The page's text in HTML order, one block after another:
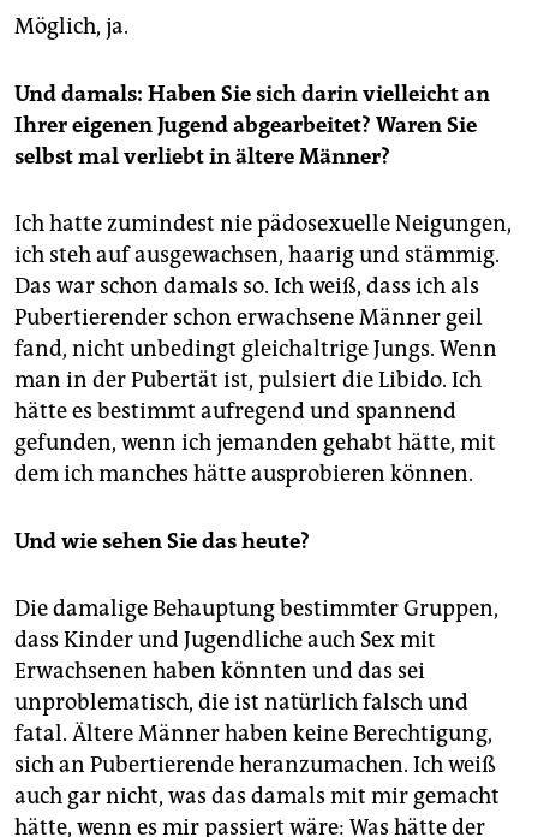
Möglich, ja.
Und damals: Haben Sie sich darin vielleicht an
Ihrer eigenen Jugend abgearbeitet? Waren Sie
selbst mal verliebt in ältere Männer?
Ich hatte zumindest nie pädosexuelle Neigungen,
ich steh auf ausgewachsen, haarig und stämmig.
Das war schon damals so. Ich weiß, dass ich als
Pubertierender schon erwachsene Männer geil
fand, nicht unbedingt gleichaltrige Jungs. Wenn
man in der Pubertät ist, pulsiert die Libido. Ich
hätte es bestimmt aufregend und spannend
gefunden, wenn ich jemanden gehabt hätte, mit
dem ich manches hätte ausprobieren können.
Und wie sehen Sie das heute?
Die damalige Behauptung bestimmter Gruppen,
dass Kinder und Jugendliche auch Sex mit
Erwachsenen haben könnten und das sei
unproblematisch, die ist natürlich falsch und
fatal. Ältere Männer haben keine Berechtigung,
sich an Pubertierende heranzumachen. Ich weiß
auch gar nicht, was das damals mit mir gemacht
hätte, wenn es mir passiert wäre: Was hätte der